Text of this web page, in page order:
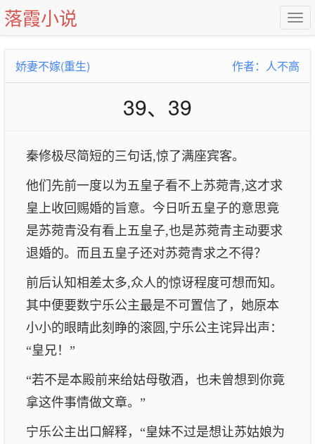
落霞小说
娇妻不嫁(重生) 作者：人不高
39、39
秦修极尽简短的三句话,惊了满座宾客。
他们先前一度以为五皇子看不上苏菀青,这才求
皇上收回赐婚的旨意。今日听五皇子的意思竟
是苏菀青没有看上五皇子,也是苏菀青主动要求
退婚的。而且五皇子还对苏菀青求之不得？
前后认知相差太多,众人的惊讶程度可想而知。
其中便要数宁乐公主最是不可置信了，她原本
小小的眼睛此刻睁的滚圆,宁乐公主诧异出声：
“皇兄！”
“若不是本殿前来给姑母敬酒，也未曾想到你竟
拿这件事情做文章。”
宁乐公主出口解释，“皇妹不过是想让苏姑娘为